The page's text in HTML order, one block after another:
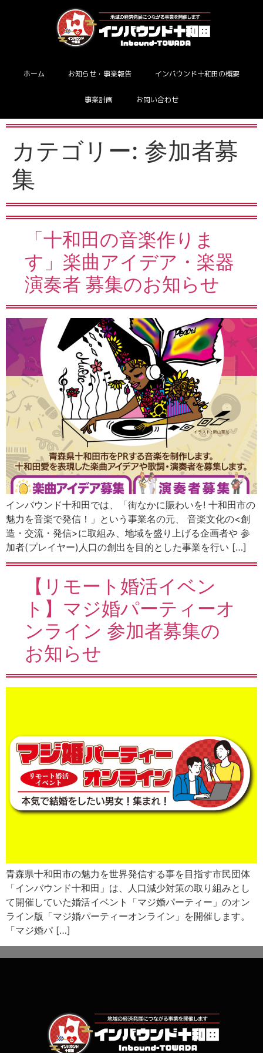
ホーム お知らせ・事業報告 インバウンド十和田の概要
事業計画 お問い合わせ
カテゴリー: 参加者募
集
「十和田の音楽作りま
す」楽曲アイデア・楽器
演奏者 募集のお知らせ
インバウンド十和田では、「街なかに賑わいを! 十和田市の
魅力を音楽で発信！」という事業名の元、 音楽文化の<創
造・交流・発信>に取組み、地域を盛り上げる企画者や 参
加者(プレイヤー)人口の創出を目的とした事業を行い […]
【リモート婚活イベン
ト】マジ婚パーティーオ
ンライン 参加者募集の
お知らせ
青森県十和田市の魅力を世界発信する事を目指す市民団体
「インバウンド十和田」は、人口減少対策の取り組みとし
て開催していた婚活イベント「マジ婚パーティー」のオン
ライン版「マジ婚パーティーオンライン」を開催します。
「マジ婚パ […]